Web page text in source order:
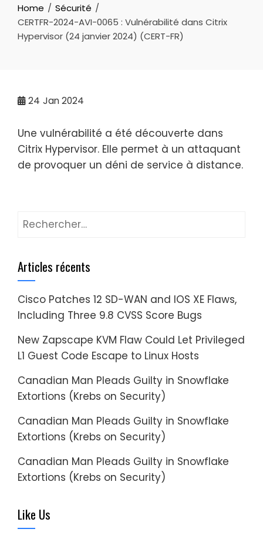
Home
Sécurité
CERTFR-2024-AVI-0065 : Vulnérabilité dans Citrix
Hypervisor (24 janvier 2024) (CERT-FR)
24 Jan 2024
Une vulnérabilité a été découverte dans
Citrix Hypervisor. Elle permet à un attaquant
de provoquer un déni de service à distance.
Rechercher :
Articles récents
Cisco Patches 12 SD-WAN and IOS XE Flaws,
Including Three 9.8 CVSS Score Bugs
New Zapscape KVM Flaw Could Let Privileged
L1 Guest Code Escape to Linux Hosts
Canadian Man Pleads Guilty in Snowflake
Extortions (Krebs on Security)
Canadian Man Pleads Guilty in Snowflake
Extortions (Krebs on Security)
Canadian Man Pleads Guilty in Snowflake
Extortions (Krebs on Security)
Like Us